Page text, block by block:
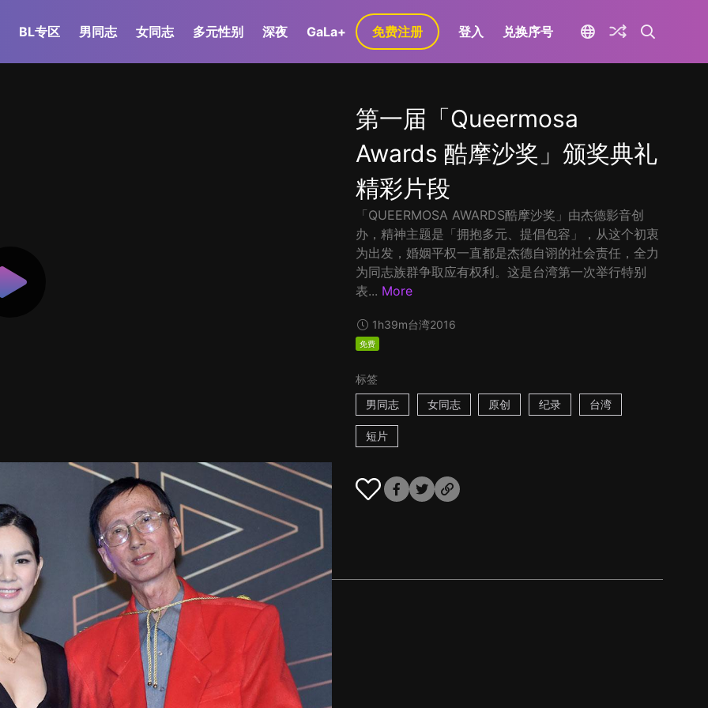
BL专区 男同志 女同志 多元性别 深夜 GaLa+ 免费注册 登入 兑换序号
第一届「Queermosa
Awards 酷摩沙奖」颁奖典礼
精彩片段
「QUEERMOSA AWARDS酷摩沙奖」由杰德影音创
办，精神主题是「拥抱多元、提倡包容」，从这个初衷
为出发，婚姻平权一直都是杰德自诩的社会责任，全力
为同志族群争取应有权利。这是台湾第一次举行特别
表... More
1h39m台湾2016
免费
标签
男同志
女同志 原创 纪录 台湾
短片